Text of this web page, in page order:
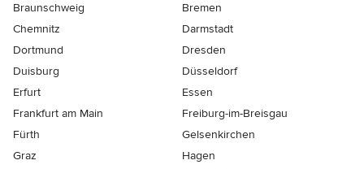
Braunschweig
Bremen
Chemnitz
Darmstadt
Dortmund
Dresden
Duisburg
Düsseldorf
Erfurt
Essen
Frankfurt am Main
Freiburg-im-Breisgau
Fürth
Gelsenkirchen
Graz
Hagen